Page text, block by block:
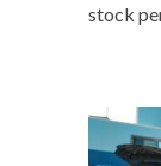
stock